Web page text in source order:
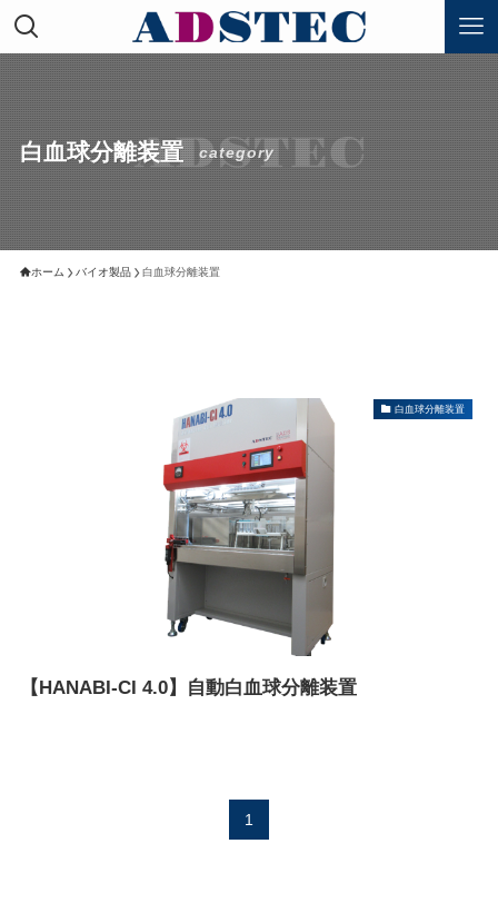
白血球分離装置 category
ホーム バイオ製品 白血球分離装置
白血球分離装置
【HANABI-CI 4.0】自動白血球分離装置
1